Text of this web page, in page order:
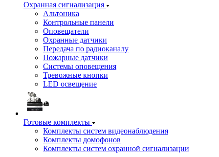
Охранная сигнализация
Альтоника
Контрольные панели
Оповещатели
Охранные датчики
Передача по радиоканалу
Пожарные датчики
Системы оповещения
Тревожные кнопки
LED освещение
Готовые комплекты
Комплекты систем видеонаблюдения
Комплекты домофонов
Комплекты систем охранной сигнализации